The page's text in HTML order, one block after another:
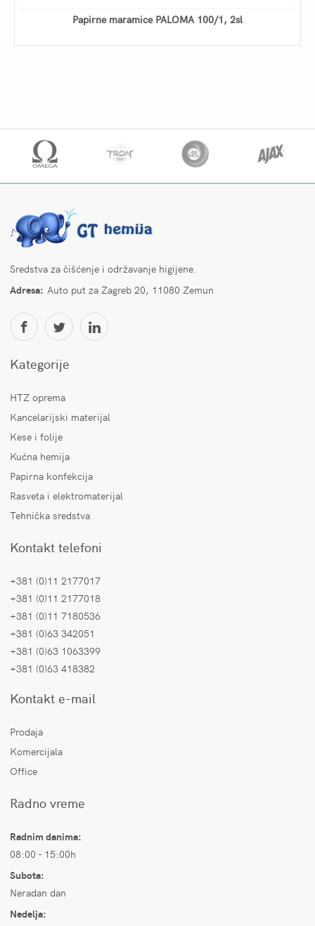
Papirne maramice PALOMA 100/1, 2sl
Sredstva za čišćenje i održavanje higijene.
Adresa: Auto put za Zagreb 20, 11080 Zemun
Kategorije
HTZ oprema
Kancelarijski materijal
Kese i folije
Kućna hemija
Papirna konfekcija
Rasveta i elektromaterijal
Tehnička sredstva
Kontakt telefoni
+381 (0)11 2177017
+381 (0)11 2177018
+381 (0)11 7180536
+381 (0)63 342051
+381 (0)63 1063399
+381 (0)63 418382
Kontakt e-mail
Prodaja
Komercijala
Office
Radno vreme
Radnim danima:
08:00 - 15:00h
Subota:
Neradan dan
Nedelja: